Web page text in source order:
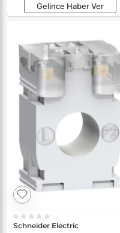
Gelince Haber Ver
Schneider Electric